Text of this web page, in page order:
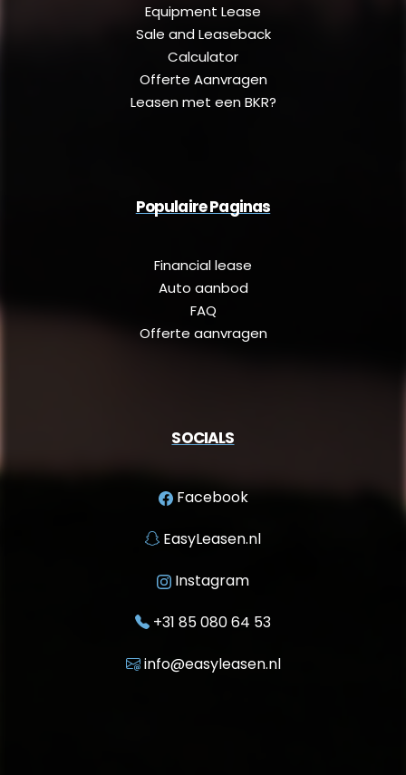
Equipment Lease
Sale and Leaseback
Calculator
Offerte Aanvragen
Leasen met een BKR?
Populaire Paginas
Financial lease
Auto aanbod
FAQ
Offerte aanvragen
SOCIALS
Facebook
EasyLeasen.nl
Instagram
+31 85 080 64 53
info@easyleasen.nl